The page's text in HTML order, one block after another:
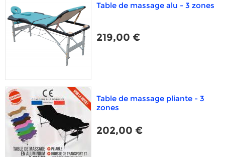
Table de massage alu - 3 zones
219,00 €
Table de massage pliante - 3
zones
202,00 €